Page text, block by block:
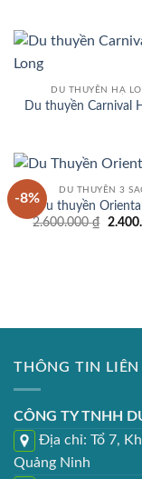
DU THUYỀN HẠ
Du thuyền Carnival
-8%
DU THUYỀN 3
Du thuyền
2.600.000₫
Giá
THÔNG TIN LIÊN
CÔNG TY TNHH
Địa chỉ: Tổ 7,
Quảng Ninh